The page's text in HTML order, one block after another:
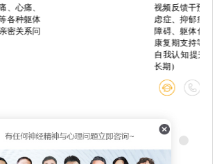
视频反馈干预 精神心理问题：儿童青少年焦
虑症、抑郁症、强迫症、特定恐惧症、睡眠
障碍、躯体化症状、疑病倾向、精神分裂症
康复期支持等 个人成长：青少年职业规划、
自我认知提升、人生目标设定（短期/中期/